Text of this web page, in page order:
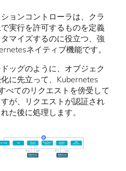
ョンコントローラは、クラ
実行を許可するものを定義
マイズするのに役立つ、強
ネイティブ機能です。
ッグのように、オブジェク
化に先立って、Kubernetes
べてのリクエストを傍受して
が、リクエストが認証され
た後に処理します。